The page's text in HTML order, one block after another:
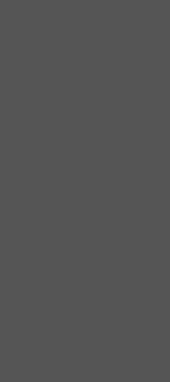
Yaşam alanlarınız ve
(Örn: Kombim